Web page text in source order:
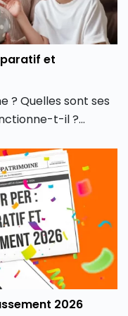
et
? Quelles sont ses
t-il ?
vous dit
2026